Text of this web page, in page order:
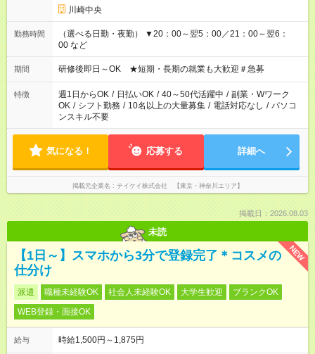
川崎中央
勤務時間
（選べる日勤・夜勤） ▼20：00～翌5：00／21：00～翌6：
00 など
期間 研修後即日～OK ★短期・長期の就業も大歓迎＃急募
特徴 週1日からOK / 日払いOK / 40～50代活躍中 / 副業・Wワーク
OK / シフト勤務 / 10名以上の大量募集 / 電話対応なし / パソコ
ンスキル不要
気になる！ 応募する 詳細へ
掲載元企業名 テイケイ株式会社 【東京・神奈川エリア】
掲載日：2026.08.03
未読
NEW
【1日～】スマホから3分で登録完了＊コスメの
仕分け
派遣 職種未経験OK 社会人未経験OK 大学生歓迎
ブランクOK
WEB登録・面接OK
給与 時給1,500円～1,875円